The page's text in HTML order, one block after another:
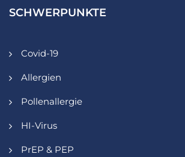
SCHWERPUNKTE
Covid-19
Allergien
Pollenallergie
HI-Virus
PrEP & PEP